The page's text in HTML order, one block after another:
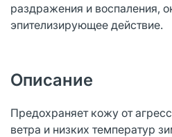
раздражения и воспаления,
эпителизирующее действие.
Описание
Предохраняет кожу от
ветра и низких температур